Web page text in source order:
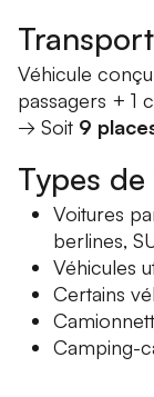
Véhicule
passagers + 1
→ Soit 9
Types
Voitures
berlines,
Véhicules
Certains
Camping-